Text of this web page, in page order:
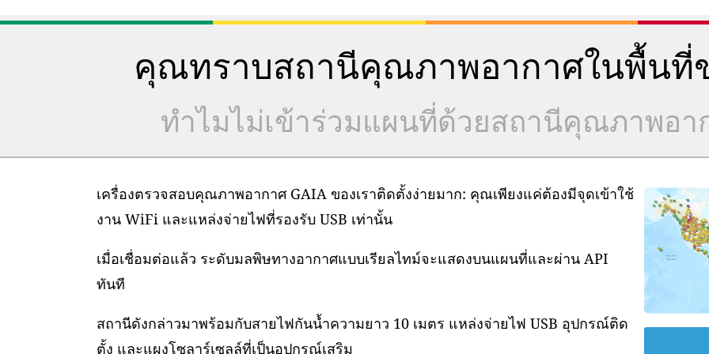
คุณทราบสถานีคุณภาพอากาศในพื้นที่
ทำไมไม่เข้าร่วมแผนที่ด้วยสถานีคุณภาพอา
เครื่องตรวจสอบคุณภาพอากาศ GAIA ของเราติดตั้งง่ายมาก: คุณเพียงแค่ต้องมีจุดเข้าใช้
งาน WiFi และแหล่งจ่ายไฟที่รองรับ USB เท่านั้น
เมื่อเชื่อมต่อแล้ว ระดับมลพิษทางอากาศแบบเรียลไทม์จะแสดงบนแผนที่และผ่าน API
ทันที
สถานีดังกล่าวมาพร้อมกับสายไฟกันน้ำความยาว 10 เมตร แหล่งจ่ายไฟ USB อุปกรณ์ติด
ตั้ง และแผงโซลาร์เซลล์ที่เป็นอุปกรณ์เสริม